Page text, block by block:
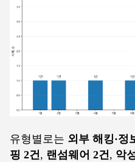
유형별로는 외부 해킹·정
핑 2건, 랜섬웨어 2건, 악